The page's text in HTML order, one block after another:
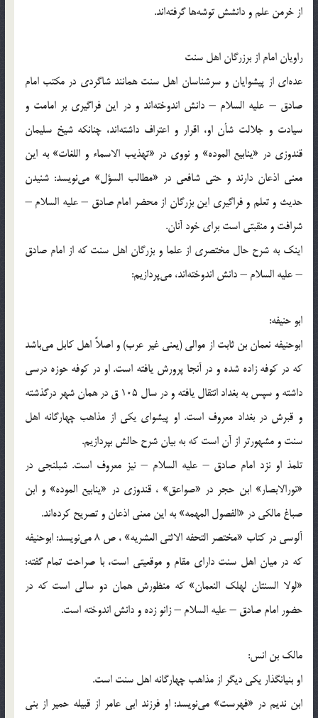
از خرمن علم و دانشش توشه‌ها گرفته‌اند.
راویان امام از برزرگان اهل سنت‌
عده‌ای از پیشوایان و سرشناسان اهل سنت همانند شاگردی در مكتب امام
صادق – علیه السلام – دانش اندوخته‌اند و در این فراگیری بر امامت و
سیادت و جلالت شأن او، اقرار و اعتراف داشته‌اند، چنانكه شیخ سلیمان
قندوزی در «ینابیع الموده» و نووی در «تهذیب الاسماء و اللغات» به این
معنی اذعان دارند و حتی شافعی در «مطالب السؤل» می‌نویسد: شنیدن
حدیث و تعلم و فراگیری این بزرگان از محضر امام صادق – علیه السلام –
شرافت و منقبتی است برای خود آنان.
اینك به شرح حال مختصری از علما و بزرگان اهل سنت كه از امام صادق
– علیه السلام – دانش اندوخته‌اند، می‌پردازیم:
ابو حنیفه:
ابوحنیفه نعمان بن ثابت از موالی (یعنی غیر عرب) و اصلاً اهل كابل می‌باشد
كه در كوفه زاده شده و در آنجا پرورش یافته است. او در كوفه حوزه درسی
داشته و سپس به بغداد انتقال یافته و در سال 105 ق در همان شهر درگذشته
و قبرش در بغداد معروف است. او پیشوای یكی از مذاهب چهارگانه اهل
سنت و مشهورتر از آن است كه به بیان شرح حالش بپردازیم.
تلمذ او نزد امام صادق – علیه السلام – نیز معروف است. شبلنجی در
«نورالابصار» ابن حجر در «صواعق» ، قندوزی در «ینابیع الموده» و ابن
صباغ مالكی در «الفصول المهمه» به این معنی اذعان و تصریح كرده‌اند.
آلوسی در كتاب «مختصر التحفه الاثنی العشریه» ، ص 8 می‌نویسد: ابوحنیفه
كه در میان اهل سنت دارای مقام و موقعیتی است، با صراحت تمام گفته:
«لولا السنتان لهلك النعمان» كه منظورش همان دو سالی است كه در
حضور امام صادق – علیه السلام – زانو زده و دانش اندوخته است.
مالك بن انس:
او بنیانگذار یكی دیگر از مذاهب چهارگانه اهل سنت است.
ابن ندیم در «فهرست» می‌نویسد: او فرزند ابی عامر از قبیله حمیر از بنی